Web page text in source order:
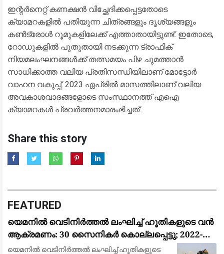
​ഇന്റർനെറ്റ് കണക്ഷൻ വിച്ഛേദിക്കപ്പെട്ടതോടെ
ക്യാമറകളിൽ പതിയുന്ന ചിത്രങ്ങളും ദൃശ്യങ്ങളും
കൺട്രോൾ റൂമുകളിലേക്ക് എത്താതായിട്ടുണ്ട്. ഇതോടെ,
റോഡുകളിൽ പുതുതായി നടക്കുന്ന ട്രാഫിക്
നിയമലംഘനങ്ങൾക്ക് തത്സമയം പിഴ ചുമത്താൻ
സാധിക്കാത്ത വലിയ പ്രതിസന്ധിയിലാണ് മോട്ടോർ
വാഹന വകുപ്പ്. 2023 ഏപ്രിൽ മാസത്തിലാണ് വലിയ
അവകാശവാദങ്ങളോടെ സംസ്ഥാനത്ത് എഐ
ക്യാമറകൾ പ്രവർത്തനമാരംഭിച്ചത്.
Share this story
FEATURED
യെമനിൽ വെടിനിർത്തൽ ലംഘിച്ച് ഹൂതികളുടെ വൻ
ആക്രമണം: 30 സൈനികർ കൊല്ലപ്പെട്ടു; 2022-ന്
ശേഷമുള്ള ഏറ്റവും വലിയ ഏറ്റുമുട്ടൽ
യെമനിൽ വെടിനിർത്തൽ ലംഘിച്ച് ഹൂതികളുടെ